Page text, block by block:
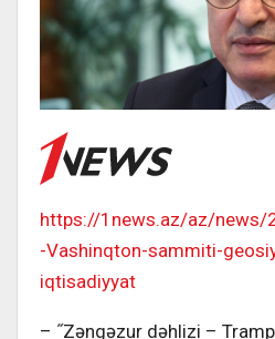
https://1news.az/az/
-Vashinqton-sammiti-
iqtisadiyyat
– ˝Zəngəzur dəhlizi –